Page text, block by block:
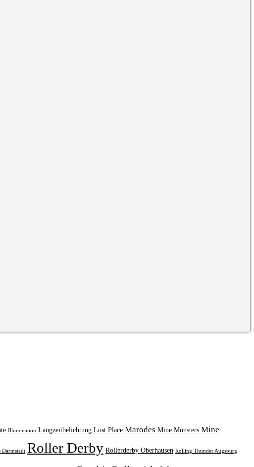
Illumination Langzeitbelichtung Lost Place Marodes Mine Monsters Mine
Darmstadt Roller Derby Rollerderby Oberhausen Rolling Thunder Augsburg